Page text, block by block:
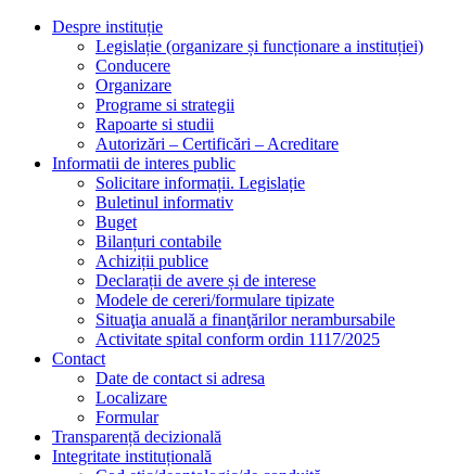
Despre instituție
Legislație (organizare și funcționare a instituției)
Conducere
Organizare
Programe si strategii
Rapoarte si studii
Autorizări – Certificări – Acreditare
Informatii de interes public
Solicitare informații. Legislație
Buletinul informativ
Buget
Bilanțuri contabile
Achiziții publice
Declarații de avere și de interese
Modele de cereri/formulare tipizate
Situaţia anuală a finanţărilor nerambursabile
Activitate spital conform ordin 1117/2025
Contact
Date de contact si adresa
Localizare
Formular
Transparență decizională
Integritate instituțională